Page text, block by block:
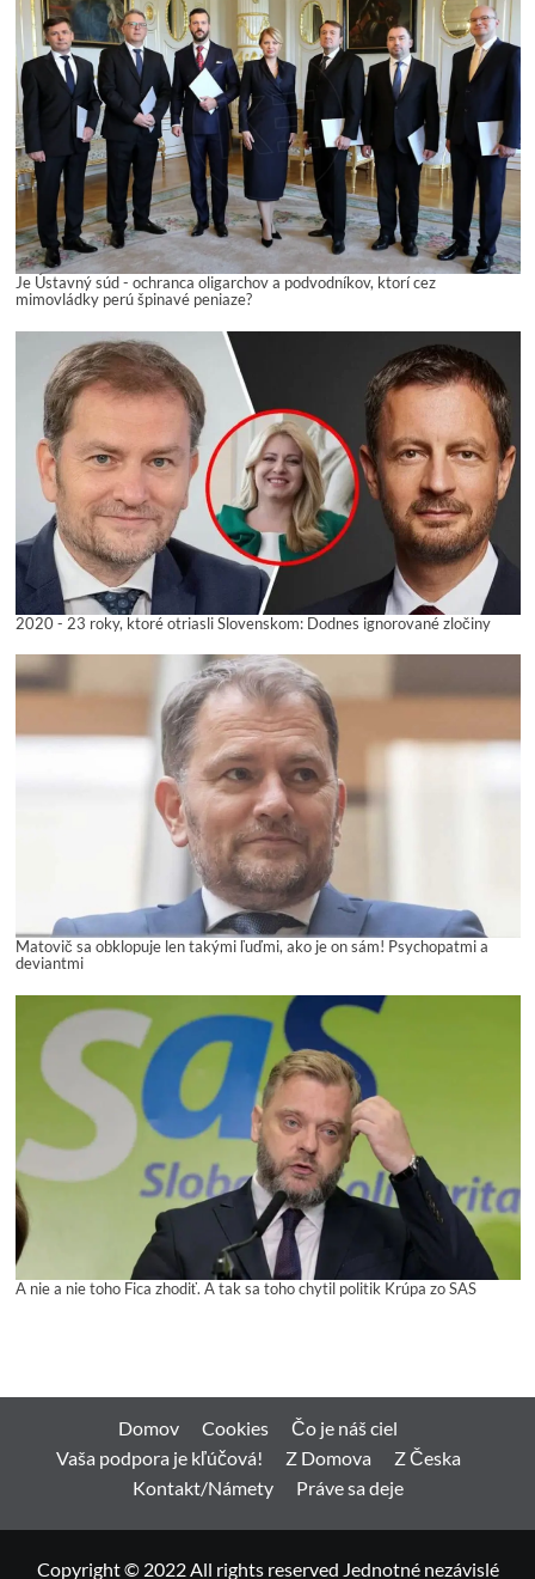
Je Ústavný súd - ochranca oligarchov a podvodníkov, ktorí cez
mimovládky perú špinavé peniaze?
2020 - 23 roky, ktoré otriasli Slovenskom: Dodnes ignorované zločiny
Matovič sa obklopuje len takými ľuďmi, ako je on sám! Psychopatmi a
deviantmi
A nie a nie toho Fica zhodiť. A tak sa toho chytil politik Krúpa zo SAS
Domov Cookies
Čo je náš ciel
Vaša podpora je kľúčová!
Z Domova
Z Česka
Kontakt/Námety
Práve sa deje
Copyright © 2022 All rights reserved Jednotné nezávislé